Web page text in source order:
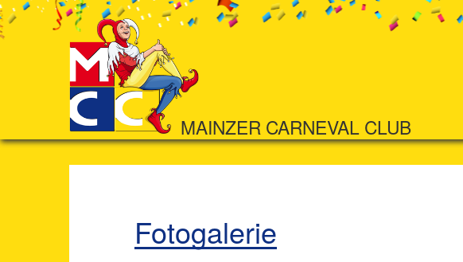
MAINZER CARNEVAL CLUB
Fotogalerie